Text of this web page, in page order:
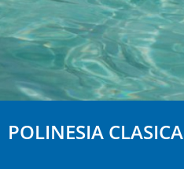
POLINESIA CLASICA